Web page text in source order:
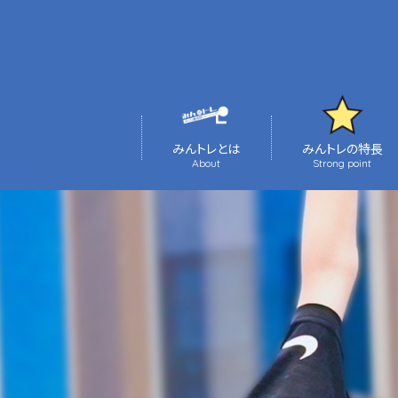
みんトレとは
About
みんトレの特長
Strong point